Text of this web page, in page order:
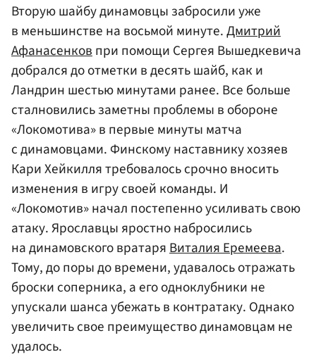
Вторую шайбу динамовцы забросили уже
в меньшинстве на восьмой минуте.Дмитрий
Афанасенковпри помощи Сергея Вышедкевича
добрался до отметки в десять шайб, как и
Ландрин шестью минутами ранее. Все больше
сталновились заметны проблемы в обороне
«Локомотива» в первые минуты матча
с динамовцами. Финскому наставнику хозяев
Кари Хейкилля требовалось срочно вносить
изменения в игру своей команды. И
«Локомотив» начал постепенно усиливать свою
атаку. Ярославцы яростно набросились
на динамовского вратаряВиталия Еремеева.
Тому, до поры до времени, удавалось отражать
броски соперника, а его одноклубники не
упускали шанса убежать в контратаку. Однако
увеличить свое преимущество динамовцам не
удалось.